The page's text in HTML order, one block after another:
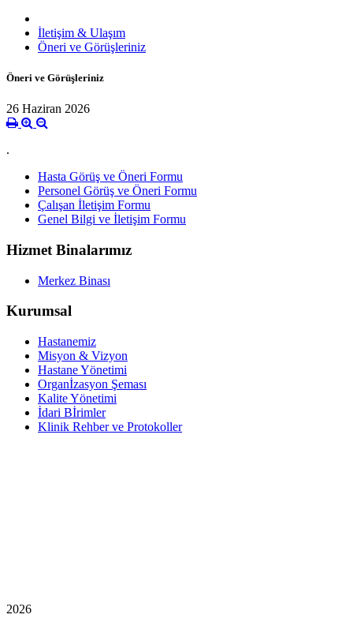
İletişim & Ulaşım
Öneri ve Görüşleriniz
Öneri ve Görüşleriniz
26 Haziran 2026
.
Hasta Görüş ve Öneri Formu
Personel Görüş ve Öneri Formu
Çalışan İletişim Formu
Genel Bilgi ve İletişim Formu
Hizmet Binalarımız
Merkez Binası
Kurumsal
Hastanemiz
Misyon & Vizyon
Hastane Yönetimi
Organİzasyon Şeması
Kalite Yönetimi
İdari Bİrimler
Klinik Rehber ve Protokoller
2026